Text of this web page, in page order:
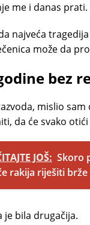
me i danas prati.
najveća
može da
bez
mislio sam
da će svako
JOŠ: Skoro
rakija riješiti
je bila drugačija.